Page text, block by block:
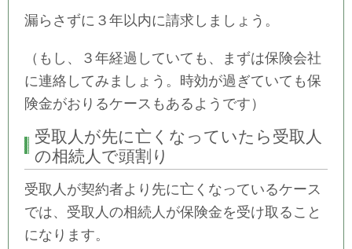
漏らさずに３年以内に請求しましょう。
（もし、３年経過していても、まずは保険会社
に連絡してみましょう。時効が過ぎていても保
険金がおりるケースもあるようです）
受取人が先に亡くなっていたら受取人
の相続人で頭割り
受取人が契約者より先に亡くなっているケース
では、受取人の相続人が保険金を受け取ること
になります。